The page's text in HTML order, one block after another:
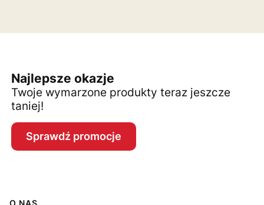
Najlepsze okazje
Twoje wymarzone produkty teraz jeszcze
taniej!
Sprawdź promocje
O NAS